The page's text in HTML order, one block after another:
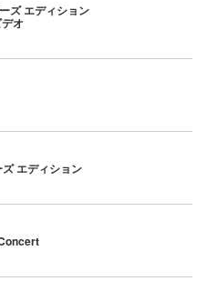
ズ エディション
オ
エディション